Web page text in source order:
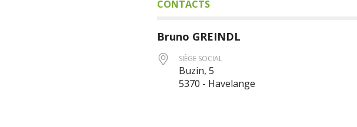
CONTACTS
Bruno GREINDL
SIÈGE SOCIAL
Buzin, 5
5370 - Havelange